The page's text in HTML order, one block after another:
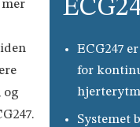
ECG247
for
Systemet
og